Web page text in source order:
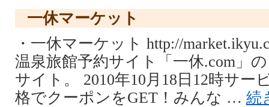
一休マーケット
・一休マーケット http://
温泉旅館予約サイト「一休.com」
サイト。 2010年10月18日12時サー
格でクーポンをGET！みんな … 続